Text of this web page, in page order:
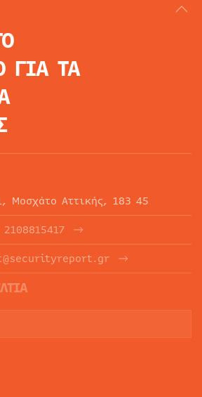
ΓΙΑ ΤΑ
Μοσχάτο Αττικής, 183 45
2108815417